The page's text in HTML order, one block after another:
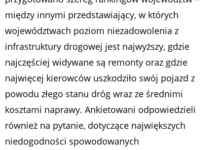
między innymi przedstawiający, w których
województwach poziom niezadowolenia z
infrastruktury drogowej jest najwyższy, gdzie
najczęściej widywane są remonty oraz gdzie
najwięcej kierowców uszkodziło swój pojazd z
powodu złego stanu dróg wraz ze średnimi
kosztami naprawy. Ankietowani odpowiedzieli
również na pytanie, dotyczące największych
niedogodności spowodowanych